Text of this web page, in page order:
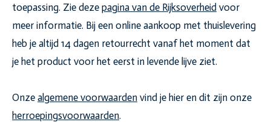
toepassing. Zie deze pagina van de Rijksoverheid voor
meer informatie. Bij een online aankoop met thuislevering
heb je altijd 14 dagen retourrecht vanaf het moment dat
je het product voor het eerst in levende lijve ziet.
Onze algemene voorwaarden vind je hier en dit zijn onze
herroepingsvoorwaarden.